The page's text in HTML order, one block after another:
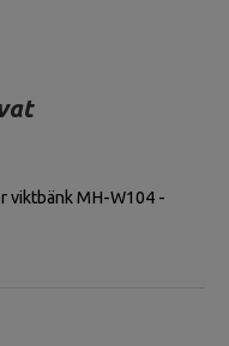
viktbänk MH-W104 -